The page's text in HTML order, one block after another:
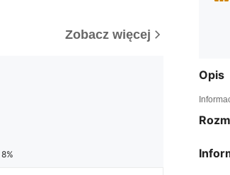
Zobacz więcej
8%
Opis